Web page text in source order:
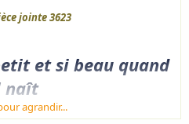
jointe 3623
et si beau quand
naît
l'on s'en trouve
agrandir...